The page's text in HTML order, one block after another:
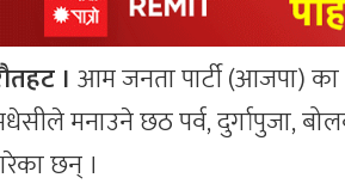
। आम जनता पार्टी (आजपा) का
मनाउने छठ पर्व, दुर्गापुजा,
छन् ।